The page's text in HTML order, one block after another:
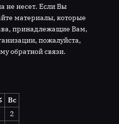
не несет. Если Вы
материалы, которые
принадлежащие Вам,
пожалуйста,
обратной связи.
Вс
2